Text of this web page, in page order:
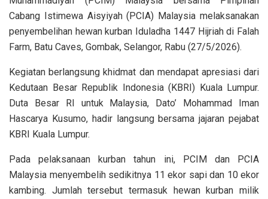
Cabang Istimewa Aisyiyah (PCIA) Malaysia melaksanakan
penyembelihan hewan kurban Iduladha 1447 Hijriah di Falah
Farm, Batu Caves, Gombak, Selangor, Rabu (27/5/2026).
Kegiatan berlangsung khidmat dan mendapat apresiasi dari
Kedutaan Besar Republik Indonesia (KBRI) Kuala Lumpur.
Duta Besar RI untuk Malaysia, Dato’ Mohammad Iman
Hascarya Kusumo, hadir langsung bersama jajaran pejabat
KBRI Kuala Lumpur.
Pada pelaksanaan kurban tahun ini, PCIM dan PCIA
Malaysia menyembelih sedikitnya 11 ekor sapi dan 10 ekor
kambing. Jumlah tersebut termasuk hewan kurban milik